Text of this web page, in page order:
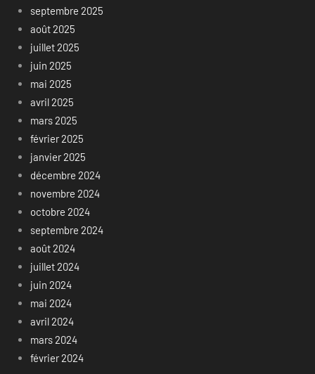
septembre 2025
août 2025
juillet 2025
juin 2025
mai 2025
avril 2025
mars 2025
février 2025
janvier 2025
décembre 2024
novembre 2024
octobre 2024
septembre 2024
août 2024
juillet 2024
juin 2024
mai 2024
avril 2024
mars 2024
février 2024